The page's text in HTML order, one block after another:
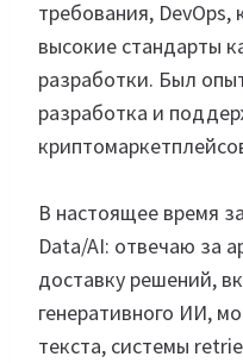
требования, DevOps,
высокие стандарты
разработки. Был
разработка и
В настоящее время
Data/AI: отвечаю за
доставку решений,
генеративного ИИ,
текста, системы